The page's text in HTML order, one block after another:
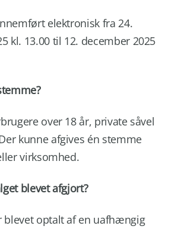
elektronisk fra 24.
kl. 13.00 til 12. december 2025
over 18 år, private såvel
kunne afgives én stemme
virksomhed.
blevet afgjort?
blevet optalt af en uafhængig